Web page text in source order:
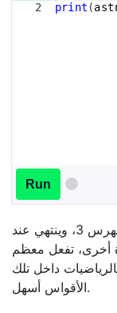
2
print (
Run
هذا يطبع جزءًا من السلسلة، بدءًا من الفهرس 3، وينتهي عند
لماذا 6 وليس 7؟ مرة أخرى، تفعل معظم
داخل تلك
الأقواس أسهل.